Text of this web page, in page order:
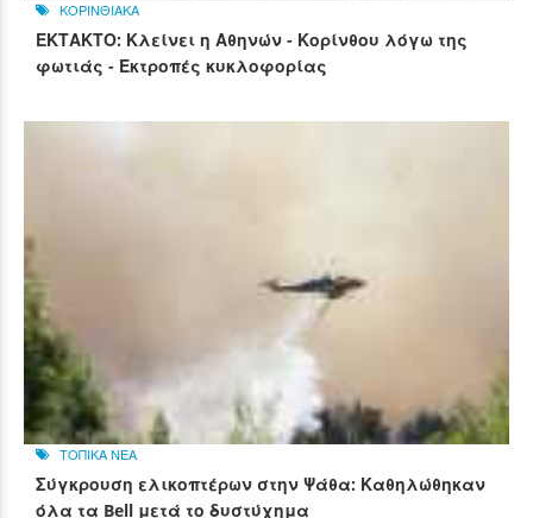
ΚΟΡΙΝΘΙΑΚΑ
ΕΚΤΑΚΤΟ: Κλείνει η Αθηνών - Κορίνθου λόγω της
φωτιάς - Εκτροπές κυκλοφορίας
ΤΟΠΙΚΑ ΝΕΑ
Σύγκρουση ελικοπτέρων στην Ψάθα: Καθηλώθηκαν
όλα τα Bell μετά το δυστύχημα